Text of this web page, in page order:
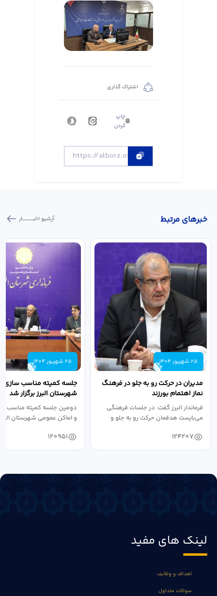
اشتراک گذاری
چاپ
کردن
خبر‌های مرتبط آرشیو اخبـــــــــــار
25 شهریور 1404
مدیران در حرکت رو به جلو در فرهنگ
نماز اهتمام بورزند
فرماندار البرز گفت: در جلسات فرهنگی
می‌بایست هدفمان حرکت رو به جلو و
124207
25 شهریور 1404
جلسه کمیته مناسب سازی
شهرستان البرز برگزار شد
دومین جلسه کمیته مناسب
و اماکن عمومی شهرستان
120951
لینک های مفید
اهداف و وظایف
سوالات متداول